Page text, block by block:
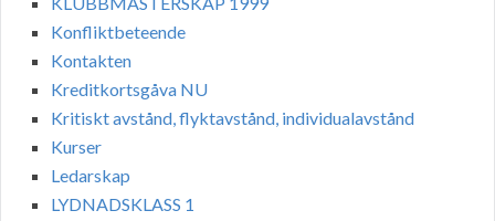
Konfliktbeteende
Kontakten
Kreditkortsgåva NU
Kritiskt avstånd, flyktavstånd, individualavstånd
Kurser
Ledarskap
LYDNADSKLASS 1